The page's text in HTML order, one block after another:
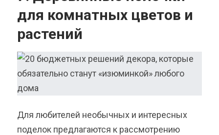
для комнатных цветов и
растений
Для любителей необычных и интересных
поделок предлагаются к рассмотрению